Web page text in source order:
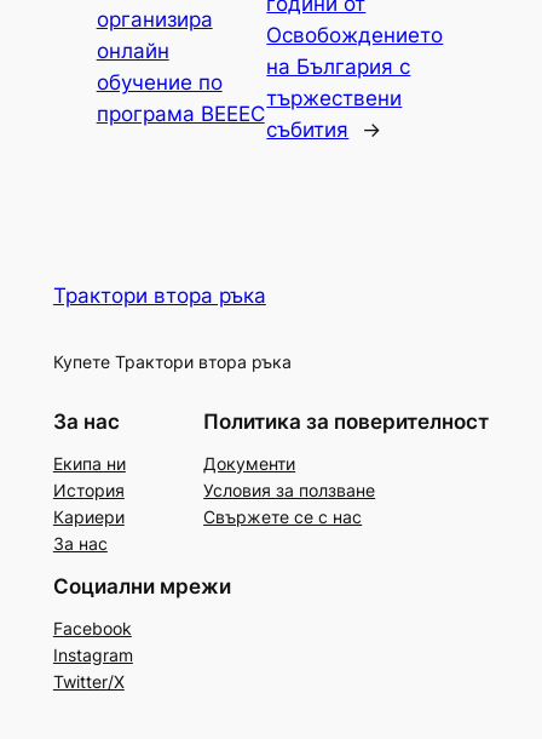
организира
онлайн
обучение по
програма ВЕЕЕС
Освобождението
на България с
тържествени
събития
→
Трактори втора ръка
Купете Трактори втора ръка
За нас
Екипа ни
История
Кариери
За нас
Политика за поверителност
Документи
Условия за ползване
Свържете се с нас
Социални мрежи
Facebook
Instagram
Twitter/X